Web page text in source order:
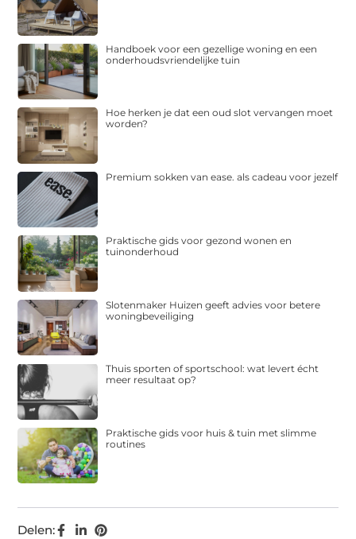
Delen:
Handboek voor een gezellige woning en een
onderhoudsvriendelijke tuin
Hoe herken je dat een oud slot vervangen moet
worden?
Premium sokken van ease. als cadeau voor jezelf
Praktische gids voor gezond wonen en
tuinonderhoud
Slotenmaker Huizen geeft advies voor betere
woningbeveiliging
Thuis sporten of sportschool: wat levert écht
meer resultaat op?
Praktische gids voor huis & tuin met slimme
routines